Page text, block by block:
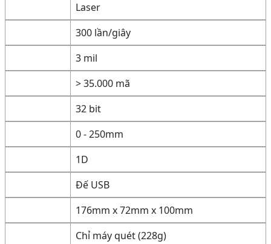
Laser
300 lần/giây
3 mil
> 35.000 mã
32 bit
0 - 250mm
1D
Đế USB
176mm x 72mm x 100mm
Chỉ máy quét (228g)